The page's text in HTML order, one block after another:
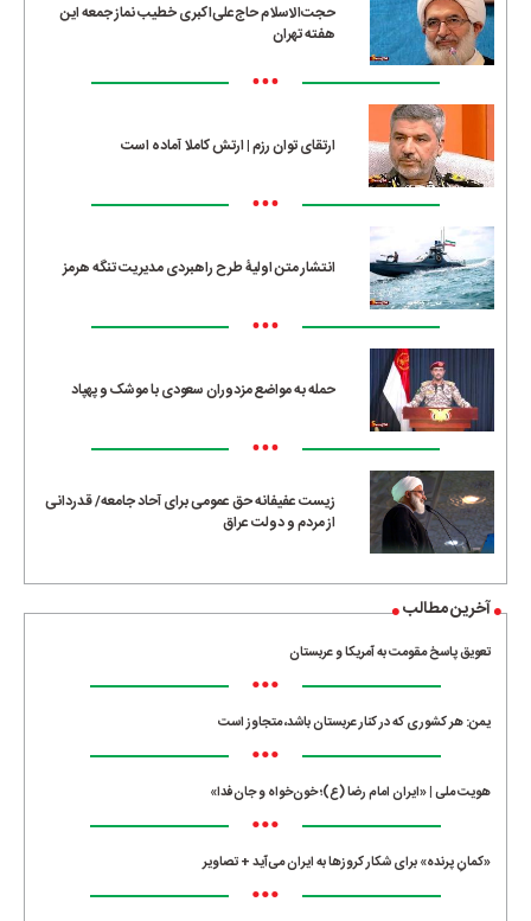
حجت‌الاسلام حاج‌علی‌اکبری خطیب نماز جمعه این
هفته تهران
•••
ارتقای توان رزم | ارتش کاملا آماده است
•••
انتشار متن اولیۀ طرح راهبردی مدیریت تنگه هرمز
•••
حمله به مواضع مزدوران سعودی با موشک و پهپاد
•••
زیست عفیفانه حق عمومی برای آحاد جامعه/ قدردانی
از مردم و دولت عراق
آخرین مطالب
تعویق پاسخ مقومت به آمریکا و عربستان
•••
یمن: هر کشوری که در کنار عربستان باشد، متجاوز است
•••
هویت ملی | «ایران امام رضا (ع)؛ خون‌خواه و جان‌فدا»
•••
«کمانِ پرنده» برای شکار کروزها به ایران می‌آید + تصاویر
•••